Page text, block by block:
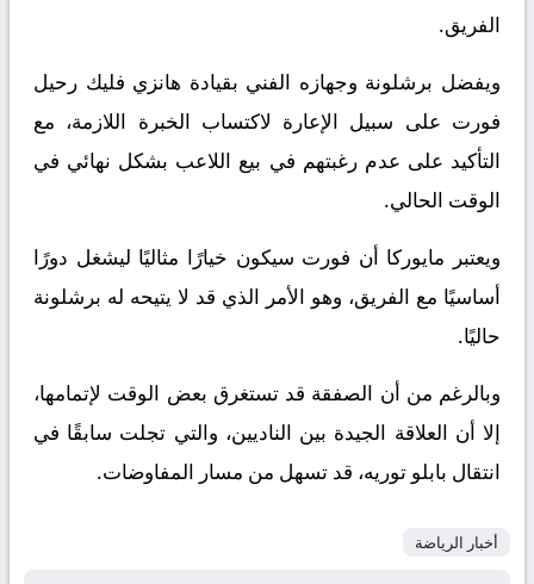
الفريق.
ويفضل برشلونة وجهازه الفني بقيادة هانزي فليك رحيل
فورت على سبيل الإعارة لاكتساب الخبرة اللازمة، مع
التأكيد على عدم رغبتهم في بيع اللاعب بشكل نهائي في
الوقت الحالي.
ويعتبر مايوركا أن فورت سيكون خيارًا مثاليًا ليشغل دورًا
أساسيًا مع الفريق، وهو الأمر الذي قد لا يتيحه له برشلونة
حاليًا.
وبالرغم من أن الصفقة قد تستغرق بعض الوقت لإتمامها،
إلا أن العلاقة الجيدة بين الناديين، والتي تجلت سابقًا في
انتقال بابلو توريه، قد تسهل من مسار المفاوضات.
أخبار الرياضة